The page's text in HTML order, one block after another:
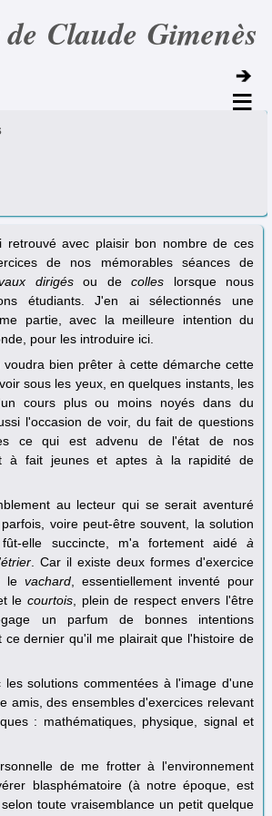
Claude Gimenès
retrouvé avec plaisir bon nombre de ces
de nos mémorables séances de
dirigésou de colles lorsque nous
étudiants. J'en ai sélectionnés une
partie, avec la meilleure intention du
pour les introduire ici.
voudra bien prêter à cette démarche cette
sous les yeux, en quelques instants, les
cours plus ou moins noyés dans du
l'occasion de voir, du fait de questions
ce qui est advenu de l'état de nos
à fait jeunes et aptes à la rapidité de
au lecteur qui se serait aventuré
voire peut-être souvent, la solution
elle succincte, m'a fortement aidé à
. Car il existe deux formes d'exercice
le vachard, essentiellement inventé pour
le courtois , plein de respect envers l'être
un parfum de bonnes intentions
ce dernier qu'il me plairait que l'histoire de
solutions commentées à l'image d'une
amis, des ensembles d'exercices relevant
: mathématiques, physique, signal et
de me frotter à l'environnement
blasphématoire (à notre époque, est
toute vraisemblance un petit quelque